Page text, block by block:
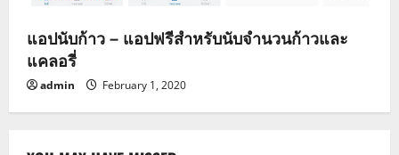
แอปนับก้าว – แอปฟรีสำหรับนับจำนวนก้าวและ
แคลอรี่
admin February 1, 2020